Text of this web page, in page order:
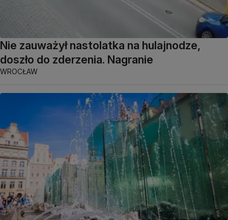
Nie zauważył nastolatka na hulajnodze,
doszło do zderzenia. Nagranie
WROCŁAW